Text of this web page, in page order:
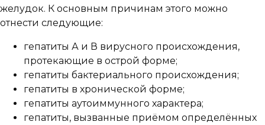
желудок. К основным причинам этого можно
отнести следующие:
гепатиты А и В вирусного происхождения,
протекающие в острой форме;
гепатиты бактериального происхождения;
гепатиты в хронической форме;
гепатиты аутоиммунного характера;
гепатиты, вызванные приёмом определённых